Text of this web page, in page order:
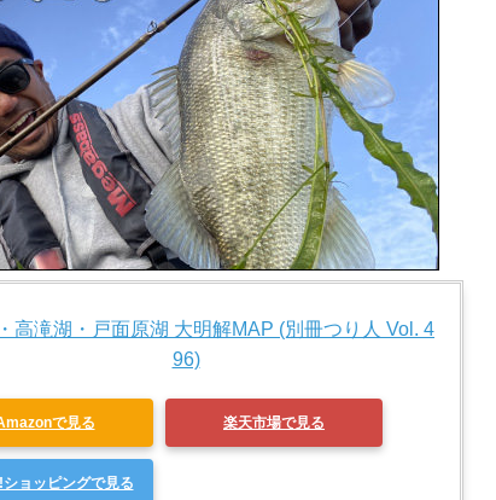
高滝湖・戸面原湖 大明解MAP (別冊つり人 Vol. 4
96)
で見る 楽天市場で見る
ョッピングで見る